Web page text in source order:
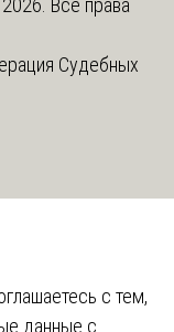
Все права
Судебных
с тем,
данные с